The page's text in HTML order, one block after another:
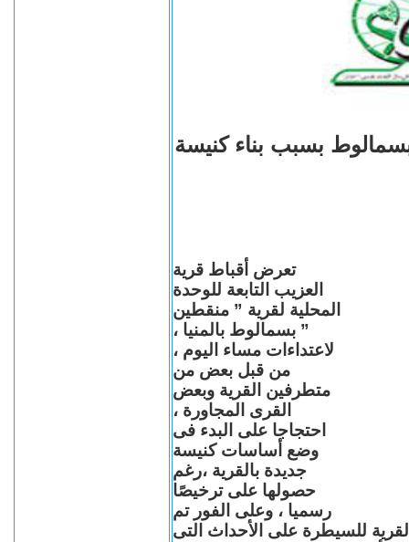
بسبب بناء كنيسة
تعرض أقباط قرية
العزيب التابعة للوحدة
المحلية لقرية ” منقطين
” بسمالوط بالمنيا ،
لاعتداءات مساء اليوم ،
من قبل بعض من
متطرفين القرية وبعض
القرى المجاورة ،
احتجاجا على البدء فى
وضع أساسات كنيسة
جديدة بالقرية ،رغم
حصولها على ترخيصًا
رسميا ، وعلى الفور تم
للسيطرة على الأحداث التى